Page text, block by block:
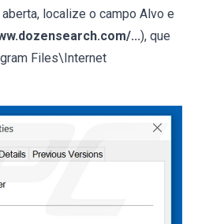
localize o campo Alvo e
...), que
Files\Internet